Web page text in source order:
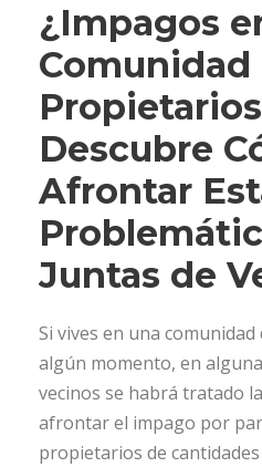
¿Impagos
Comunidad
Descubre
Afrontar
Juntas de
Si vives en una
algún momento, en
vecinos se habrá tratado
afrontar el impago por
propietarios de